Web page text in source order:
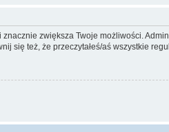
zwiększa Twoje możliwości.
się też, że przeczytałeś/aś wszystkie